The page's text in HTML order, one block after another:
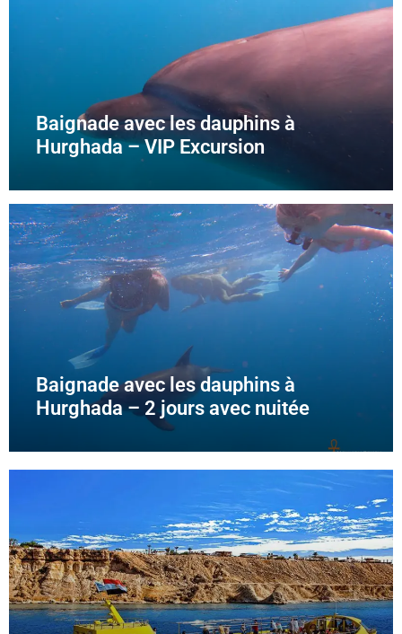
Baignade avec les dauphins à
Hurghada – VIP Excursion
Baignade avec les dauphins à
Hurghada – 2 jours avec nuitée